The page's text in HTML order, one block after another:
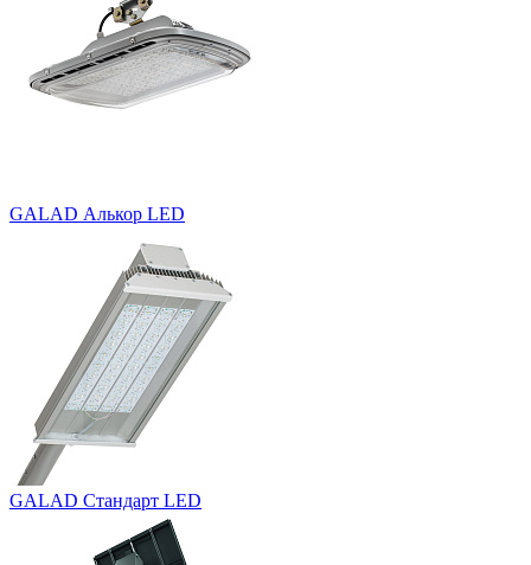
GALAD Алькор LED
GALAD Стандарт LED